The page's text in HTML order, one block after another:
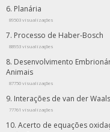
Planária
89503 visualizações
Processo de Haber-Bosch
88953 visualizações
Desenvolvimento
Animais
87750 visualizações
Interações de van der Waals
77761 visualizações
Acerto de equações